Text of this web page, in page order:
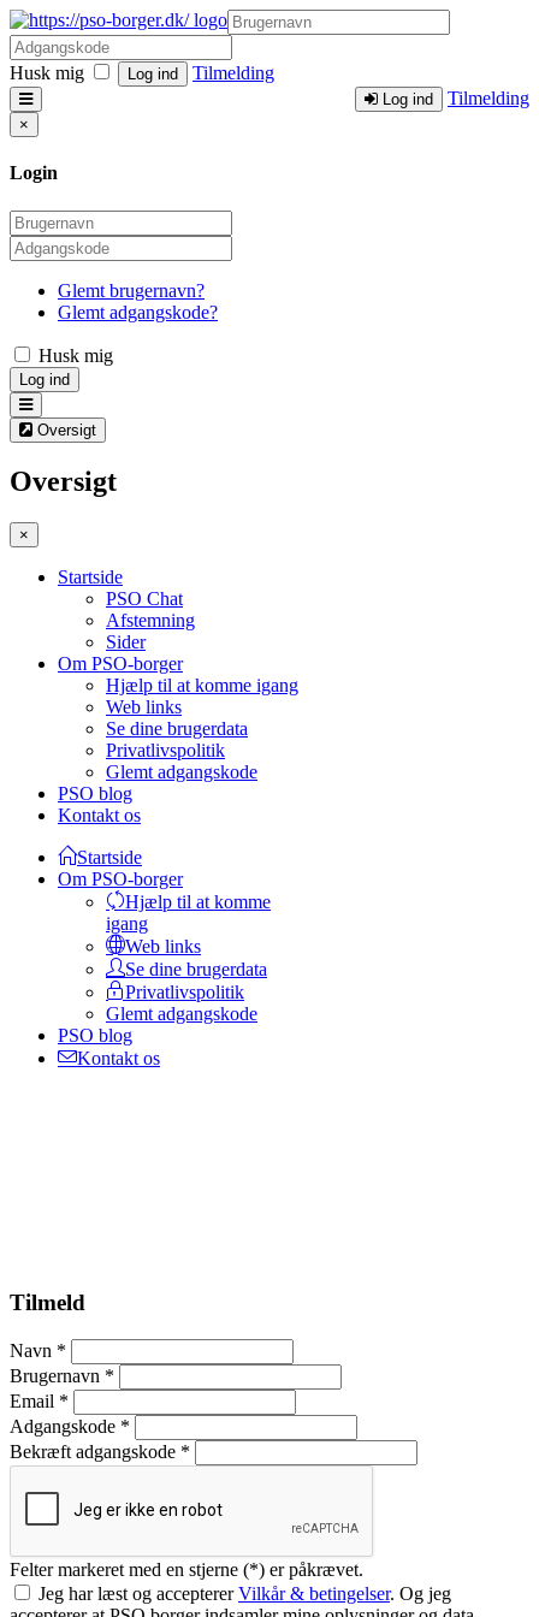
Husk mig Log ind Tilmelding
Log ind Tilmelding
×
Login
Glemt brugernavn?
Glemt adgangskode?
Husk mig
Log ind
Oversigt
Oversigt
×
Startside
PSO Chat
Afstemning
Sider
Om PSO-borger
Hjælp til at komme igang
Web links
Se dine brugerdata
Privatlivspolitik
Glemt adgangskode
PSO blog
Kontakt os
Startside
Om PSO-borger
Hjælp til at komme
igang
Web links
Se dine brugerdata
Privatlivspolitik
Glemt adgangskode
PSO blog
Kontakt os
Tilmeld
Navn *
Brugernavn *
Email *
Adgangskode *
Bekræft adgangskode *
Felter markeret med en stjerne (*) er påkrævet.
Jeg har læst og acceptererVilkår & betingelser. Og jeg